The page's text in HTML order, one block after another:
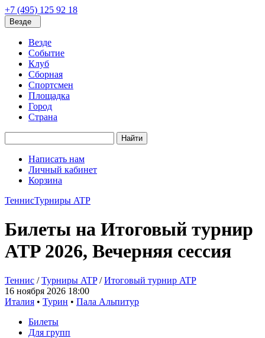
+7 (495) 125 92 18
Везде
Везде
Событие
Клуб
Сборная
Спортсмен
Площадка
Город
Страна
Найти
Написать нам
Личный кабинет
Корзина
ТеннисТурниры ATP
Билеты на Итоговый турнир
ATP 2026, Вечерняя сессия
Теннис /Турниры ATP/Итоговый турнир ATP
16 ноября 2026 18:00
Италия • Турин • Пала Альпитур
Билеты
Для групп